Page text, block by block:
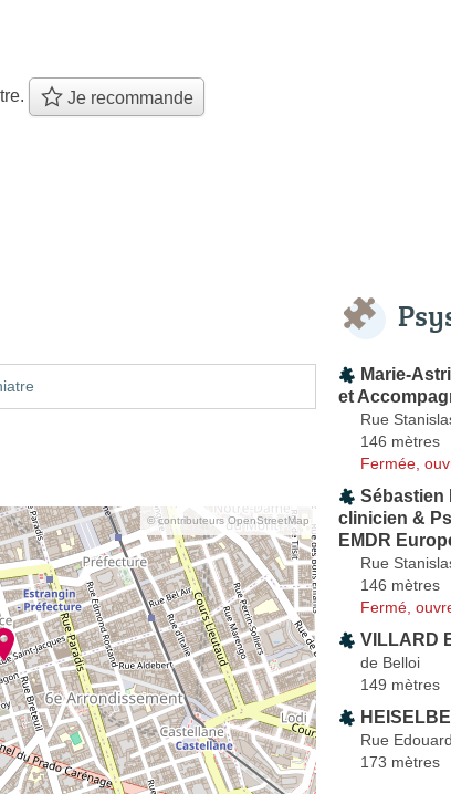
Je recommande
© contributeurs OpenStreetMap
Marie-
et
Rue
146 mètres
Fermée,
Sébastien
clinicien &
EMDR
Rue
146 mètres
Fermé,
VILLARD
de Belloi
149 mètres
Rue
173 mètres